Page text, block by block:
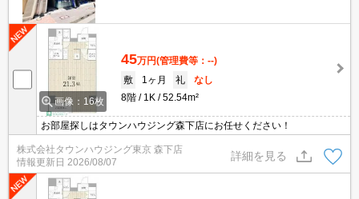
画像：16枚
45万円(管理費等：--)
敷
1ヶ月 礼
なし
8階
1K 52.54m²
お部屋探しはタウンハウジング森下店にお任せください！
株式会社タウンハウジング東京 森下店
情報更新日 2026/08/07
詳細を見る